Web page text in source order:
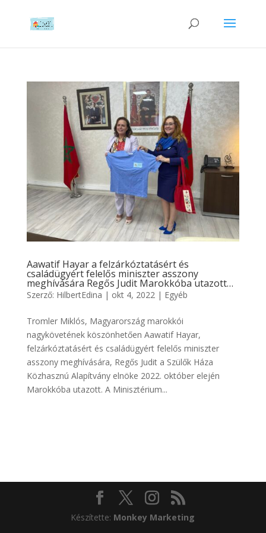
Aawatif Hayar a felzárkóztatásért és
családügyért felelős miniszter asszony
meghívására Regős Judit Marokkóba utazott…
Szerző: HilbertEdina | okt 4, 2022 | Egyéb
Tromler Miklós, Magyarország marokkói
nagykövetének köszönhetően Aawatif Hayar,
felzárkóztatásért és családügyért felelős miniszter
asszony meghívására, Regős Judit a Szülők Háza
Közhasznú Alapítvány elnöke 2022. október elején
Marokkóba utazott. A Minisztérium...
Készítette: Monkey Marketing